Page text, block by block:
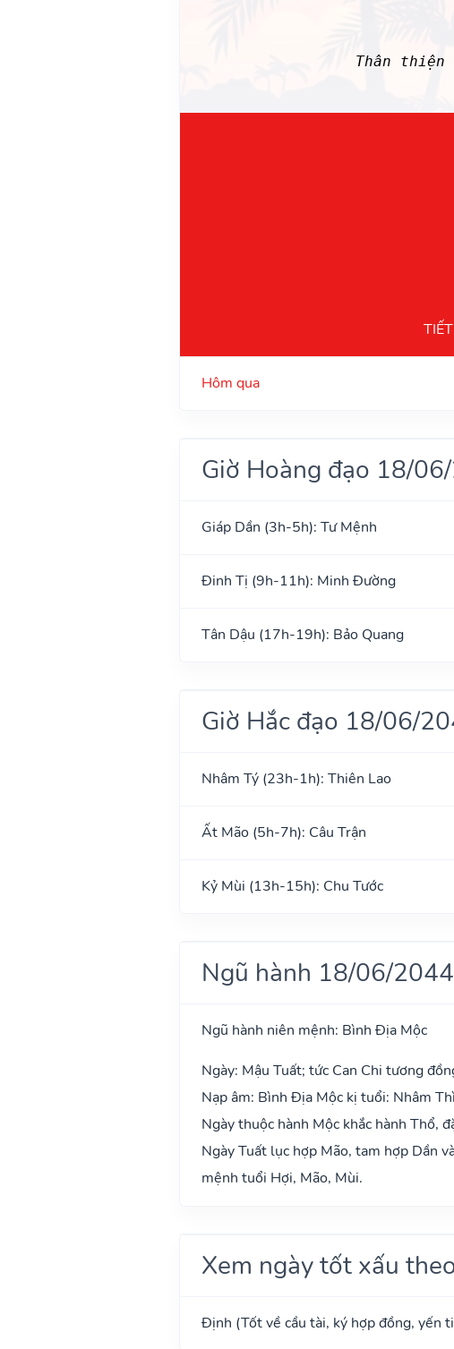
Thân thiện
Hôm qua
Giờ Hoàng đạo 18/
Giáp Dần (3h-5h): Tư Mệnh
Đinh Tị (9h-11h): Minh Đường
Tân Dậu (17h-19h): Bảo Quang
Giờ Hắc đạo 18/06/
Nhâm Tý (23h-1h): Thiên Lao
Ất Mão (5h-7h): Câu Trận
Kỷ Mùi (13h-15h): Chu Tước
Ngũ hành 18/06/2044
Ngũ hành niên mệnh: Bình Địa Mộc
Ngày: Mậu Tuất; tức Can Chi tương
Nạp âm: Bình Địa Mộc kị tuổi: Nhâm
Ngày thuộc hành Mộc khắc hành Thổ,
Ngày Tuất lục hợp Mão, tam hợp Dần
mệnh tuổi Hợi, Mão, Mùi.
Xem ngày tốt xấu
Định (Tốt về cầu tài, ký hợp đồng, yến